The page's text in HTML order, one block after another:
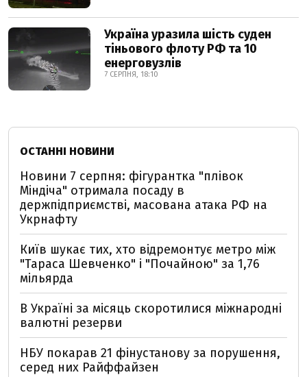
Україна уразила шість суден
тіньового флоту РФ та 10
енерговузлів
7 СЕРПНЯ, 18:10
ОСТАННІ НОВИНИ
Новини 7 серпня: фігурантка "плівок
Міндіча" отримала посаду в
держпідприємстві, масована атака РФ на
Укрнафту
Київ шукає тих, хто відремонтує метро між
"Тараса Шевченко" і "Почайною" за 1,76
мільярда
В Україні за місяць скоротилися міжнародні
валютні резерви
НБУ покарав 21 фінустанову за порушення,
серед них Райффайзен